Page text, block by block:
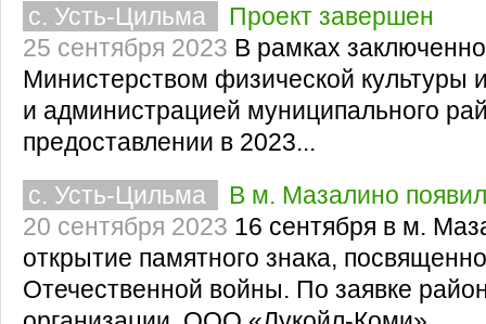
с. Усть-Цильма
Проект завершен
25 сентября 2023 В рамках
Министерством физической культуры
и администрацией муниципального
предоставлении в 2023...
с. Усть-Цильма
В м. Мазалино
20 сентября 2023 16 сентября в м.
открытие памятного знака,
Отечественной войны. По заявке